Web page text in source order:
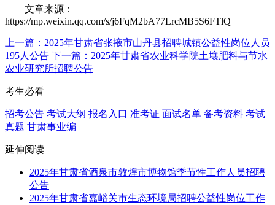
文章来源：
https://mp.weixin.qq.com/s/j6FqM2bA77LrcMB5S6FTlQ
上一篇：2025年甘肃省张掖市山丹县招聘城镇公益性岗位人员
195人公告 下一篇：2025年甘肃省农业科学院土壤肥料与节水
农业研究所招聘公告
考生必看
招考公告 考试大纲 报名入口 准考证 面试名单 备考资料 考试
真题 甘肃事业编
延伸阅读
2025年甘肃省酒泉市敦煌市博物馆季节性工作人员招聘
公告
2025年甘肃省嘉峪关市生态环境局招聘公益性岗位工作